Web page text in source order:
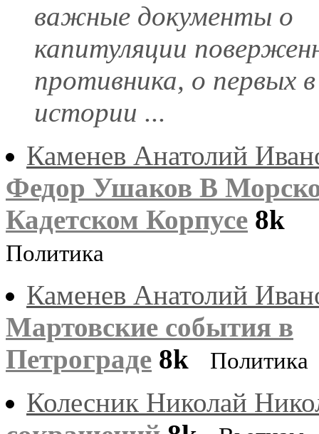
важные документы о
капитуляции
противника, о первых в
истории ...
Каменев Анатолий
Федор Ушаков В
Кадетском Корпусе 8k
Политика
Каменев Анатолий
Мартовские события в
Петрограде 8k Политика
Колесник Николай